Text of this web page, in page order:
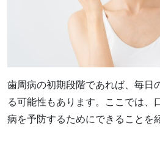
歯周病の初期段階であれば、毎日
る可能性もあります。ここでは、
病を予防するためにできることを